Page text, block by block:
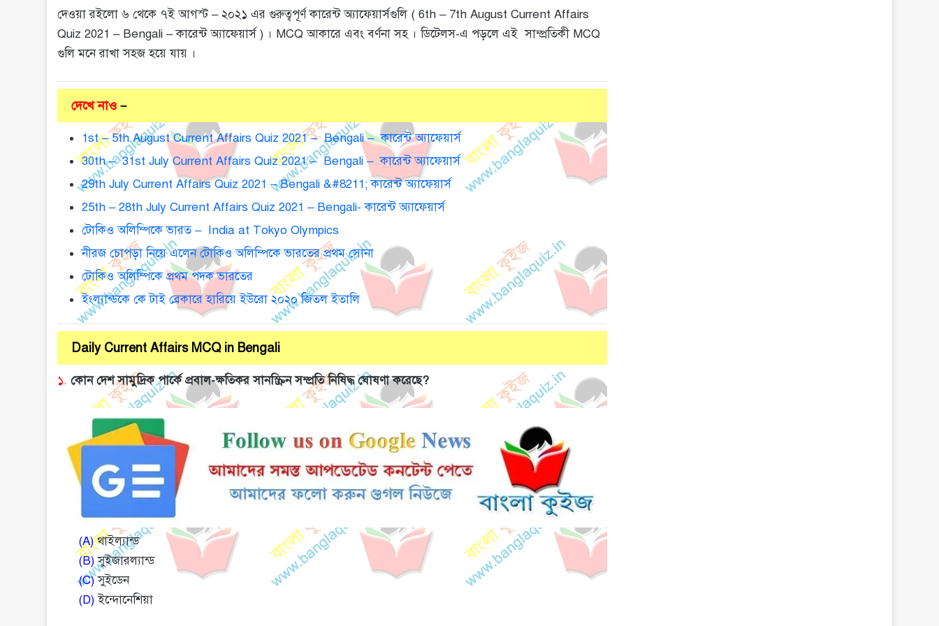
দেওয়া রইলো ৬ থেকে ৭ই আগস্ট – ২০২১ এর গুরুত্বপূর্ণ কারেন্ট অ্যাফেয়ার্সগুলি ( 6th – 7th August Current Affairs
Quiz 2021 – Bengali – কারেন্ট অ্যাফেয়ার্স ) । MCQ আকারে এবং বর্ণনা সহ । ডিটেলস-এ পড়লে এই সাম্প্রতিকী MCQ
গুলি মনে রাখা সহজ হয়ে যায় ।
দেখে নাও –
1st – 5th August Current Affairs Quiz 2021 – Bengali – কারেন্ট অ্যাফেয়ার্স
30th – 31st July Current Affairs Quiz 2021 – Bengali – কারেন্ট অ্যাফেয়ার্স
29th July Current Affairs Quiz 2021 – Bengali &#8211; কারেন্ট অ্যাফেয়ার্স
25th – 28th July Current Affairs Quiz 2021 – Bengali- কারেন্ট অ্যাফেয়ার্স
টোকিও অলিম্পিকে ভারত – India at Tokyo Olympics
নীরজ চোপড়া নিয়ে এলেন টোকিও অলিম্পিকে ভারতের প্রথম সোনা
টোকিও অলিম্পিকে প্রথম পদক ভারতের
ইংল্যান্ডকে কে টাই ব্রেকারে হারিয়ে ইউরো ২০২০ জিতল ইতালি
Daily Current Affairs MCQ in Bengali
১. কোন দেশ সামুদ্রিক পার্কে প্রবাল-ক্ষতিকর সানস্ক্রিন সম্প্রতি নিষিদ্ধ ঘোষণা করেছে?
(A)থাইল্যান্ড
(B)সুইজারল্যান্ড
(C)সুইডেন
(D)ইন্দোনেশিয়া